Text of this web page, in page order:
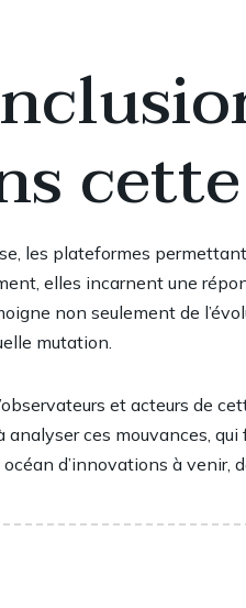
les plateformes
elles incarnent une
non seulement de
mutation.
et acteurs de
analyser ces mouvances,
océan d’innovations à venir,